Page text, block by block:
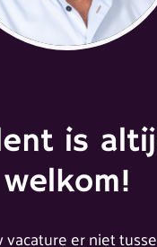
is
welkom!
vacature er niet